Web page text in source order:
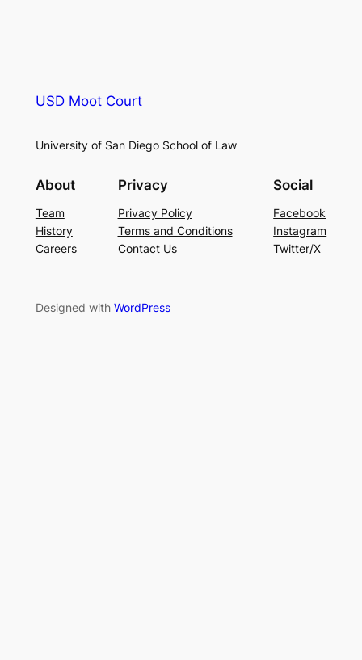
USD Moot Court
University of San Diego School of Law
About
Team
History
Careers
Privacy
Privacy Policy
Terms and Conditions
Contact Us
Social
Facebook
Instagram
Twitter/X
Designed with WordPress